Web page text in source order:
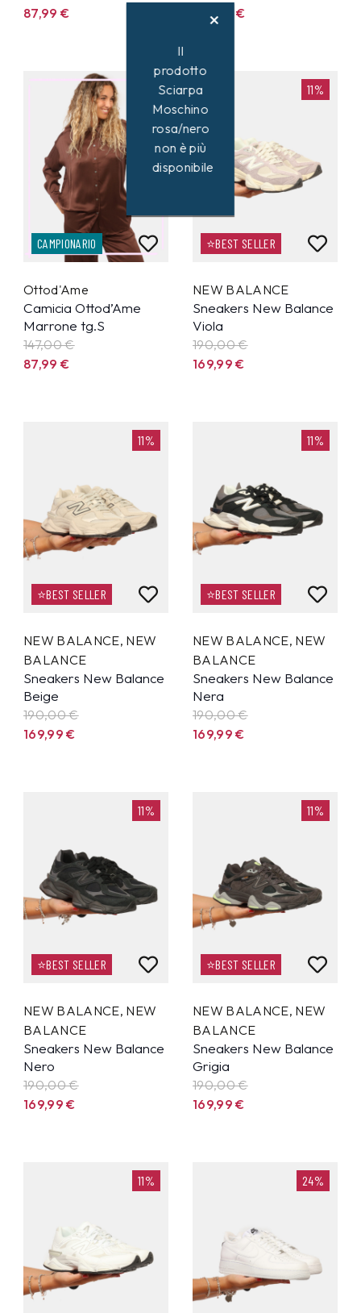
87,99€
102,99€
CAMPIONARIO
Ottod'Ame
Camicia Ottod’Ame
Marrone tg.S
147,00 €
87,99€
11%
⭐BEST SELLER
NEW BALANCE
Sneakers New Balance
Viola
190,00 €
169,99€
11%
⭐BEST SELLER
NEW BALANCE, NEW
BALANCE
Sneakers New Balance
Beige
190,00 €
169,99€
11%
⭐BEST SELLER
NEW BALANCE, NEW
BALANCE
Sneakers New Balance
Nera
190,00 €
169,99€
11%
⭐BEST SELLER
NEW BALANCE, NEW
BALANCE
Sneakers New Balance
Nero
190,00 €
169,99€
11%
⭐BEST SELLER
NEW BALANCE, NEW
BALANCE
Sneakers New Balance
Grigia
190,00 €
169,99€
11% 24%
Il
prodotto
Sciarpa
Moschino
rosa/nero
non è più
disponibile